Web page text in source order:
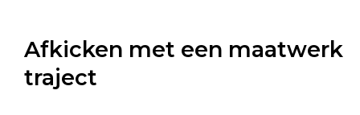
Afkicken met een maatwerk
traject